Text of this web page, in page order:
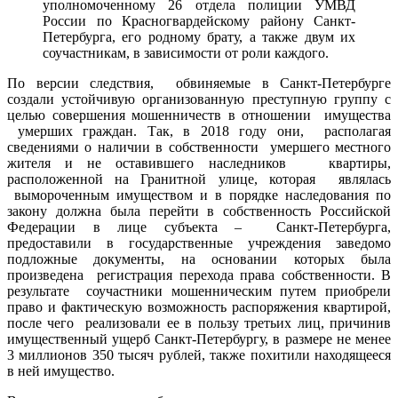
уполномоченному 26 отдела полиции УМВД
России по Красногвардейскому району Санкт-
Петербурга, его родному брату, а также двум их
соучастникам, в зависимости от роли каждого.
По версии следствия, обвиняемые в Санкт-Петербурге
создали устойчивую организованную преступную группу с
целью совершения мошенничеств в отношении имущества
умерших граждан. Так, в 2018 году они, располагая
сведениями о наличии в собственности умершего местного
жителя и не оставившего наследников квартиры,
расположенной на Гранитной улице, которая являлась
вымороченным имуществом и в порядке наследования по
закону должна была перейти в собственность Российской
Федерации в лице субъекта – Санкт-Петербурга,
предоставили в государственные учреждения заведомо
подложные документы, на основании которых была
произведена регистрация перехода права собственности. В
результате соучастники мошенническим путем приобрели
право и фактическую возможность распоряжения квартирой,
после чего реализовали ее в пользу третьих лиц, причинив
имущественный ущерб Санкт-Петербургу, в размере не менее
3 миллионов 350 тысяч рублей, также похитили находящееся
в ней имущество.